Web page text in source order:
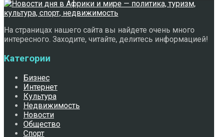
На страницах нашего сайта вы найдете очень много
интересного. Заходите, читайте, делитесь информацией!
Категории
Бизнес
Интернет
Культура
Недвижимость
Новости
Общество
Спорт